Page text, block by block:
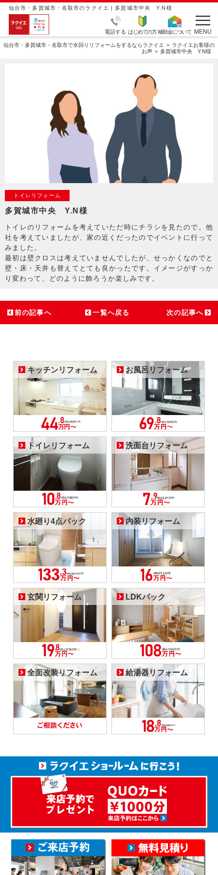
仙台市・多賀城市・名取市のラクイエ | 多賀城市中央 Y.N様
電話する はじめての方補助金について MENU
仙台市・多賀城市・名取市で水回りリフォームをするならラクイエ
ラクイエお客様の
お声
多賀城市中央 Y.N様
トイレリフォーム
多賀城市中央 Y.N様
トイレのリフォームを考えていただ時にチラシを見たので。他
社を考えていましたが、家の近くだったのでイベントに行って
みました。
最初は壁クロスは考えていませんでしたが、せっかくなのでと
壁・床・天井も替えてとても良かったです。イメージがすっか
り変わって、どのように飾ろうか楽しみです。
前の記事へ 一覧へ戻る 次の記事へ
キッチンリフォーム お風呂リフォーム
トイレリフォーム 洗面台リフォーム
水廻り4点パック 内装リフォーム
玄関リフォーム LDKパック
全面改装リフォーム 給湯器リフォーム